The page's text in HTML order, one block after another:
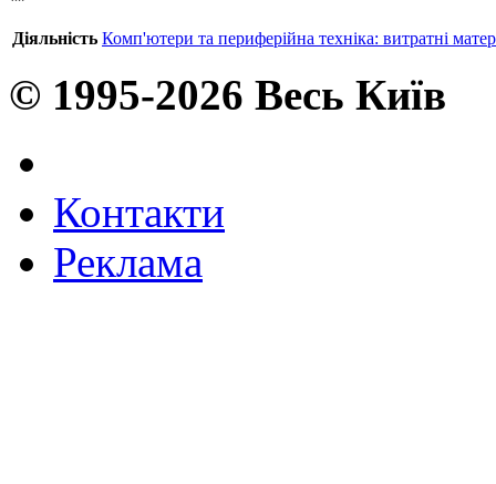
Діяльність Комп'ютери та периферійна техніка: витратні
© 1995-2026 Весь Київ
Контакти
Реклама